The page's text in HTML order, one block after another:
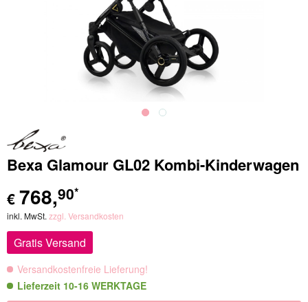
Bexa Glamour GL02 Kombi-Kinderwagen
€ 768,90*
inkl. MwSt. zzgl. Versandkosten
Gratis Versand
Versandkostenfreie Lieferung!
Lieferzeit 10-16 WERKTAGE